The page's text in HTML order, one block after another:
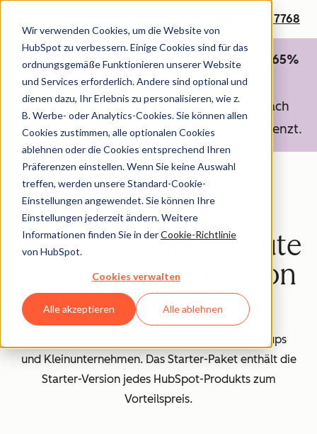
Wir verwenden Cookies, um die Website von
HubSpot zu verbessern. Einige Cookies sind für das
ordnungsgemäße Funktionieren unserer Website
und Services erforderlich. Andere sind optional und
dienen dazu, Ihr Erlebnis zu personalisieren, wie z.
B. Werbe- oder Analytics-Cookies. Sie können allen
Cookies zustimmen, alle optionalen Cookies
ablehnen oder die Cookies entsprechend Ihren
Präferenzen einstellen. Wenn Sie keine Auswahl
treffen, werden unsere Standard-Cookie-
Einstellungen angewendet. Sie können Ihre
Einstellungen jederzeit ändern. Weitere
Informationen finden Sie in derCookie-Richtlinie
von HubSpot.
Cookies verwalten
Alle akzeptieren Alle ablehnen
+1 888 482 7768
Sparen Sie bei der Starter-Plattform bis zu 65%
7 €/Monat oder 10 €/Monat pro Lizenz je nach
Zahlungsplan. Das Angebot ist zeitlich begrenzt.
Die Starter-Plattform von HubSpot
Kaufen Sie noch heute
das Starter-Paket von
HubSpot
HubSpots Starter-Plattform ist ideal für Start-ups
und Kleinunternehmen. Das Starter-Paket enthält die
Starter-Version jedes HubSpot-Produkts zum
Vorteilspreis.